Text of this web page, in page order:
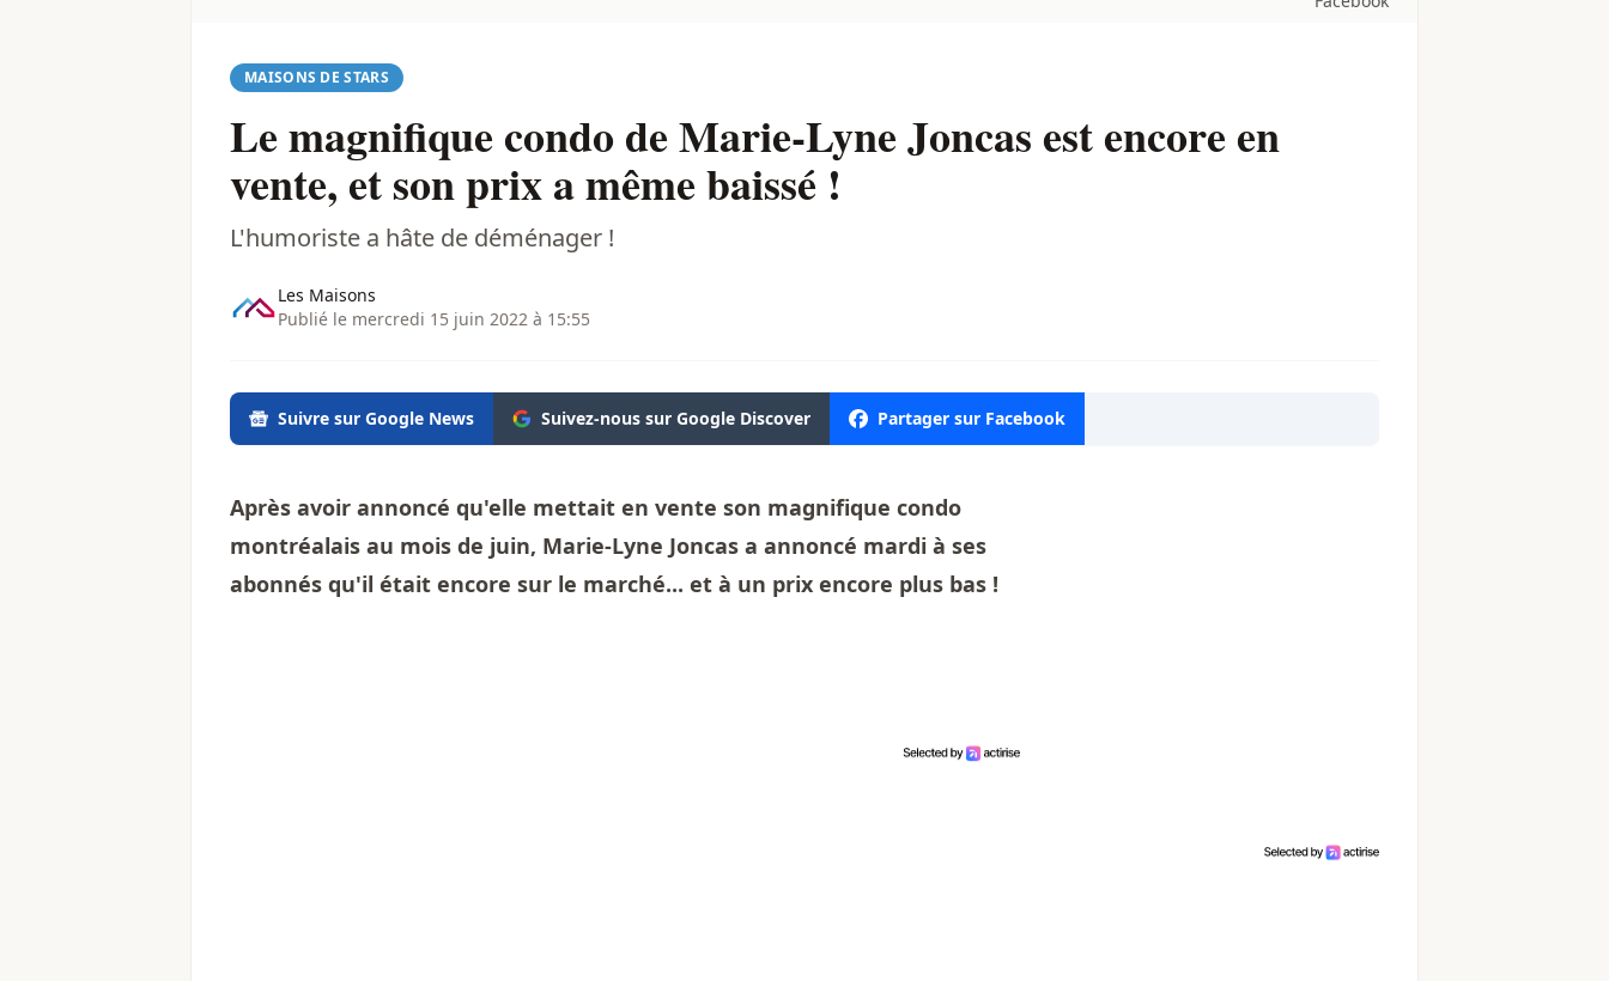
MAISONS DE STARS
Le magnifique condo de Marie-Lyne Joncas est encore en
vente, et son prix a même baissé !
L'humoriste a hâte de déménager !
Les Maisons
Publié le mercredi 15 juin 2022 à 15:55
Suivre sur Google News Suivez-nous sur Google Discover Partager sur Facebook
Après avoir annoncé qu'elle mettait en vente son magnifique condo
montréalais au mois de juin, Marie-Lyne Joncas a annoncé mardi à ses
abonnés qu'il était encore sur le marché... et à un prix encore plus bas !